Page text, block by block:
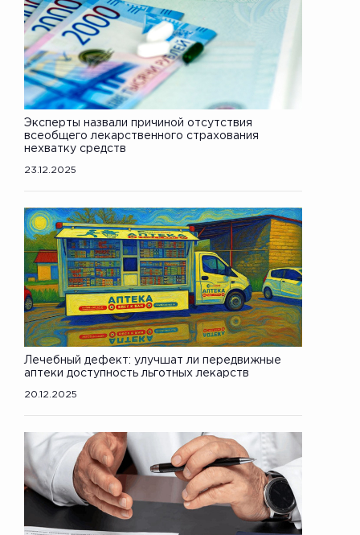
Эксперты назвали причиной отсутствия
всеобщего лекарственного страхования
нехватку средств
23.12.2025
Лечебный дефект: улучшат ли передвижные
аптеки доступность льготных лекарств
20.12.2025